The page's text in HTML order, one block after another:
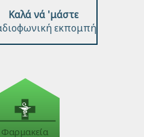
Καλά νά 'μάστε
εκπομπή
Φαρμακεία